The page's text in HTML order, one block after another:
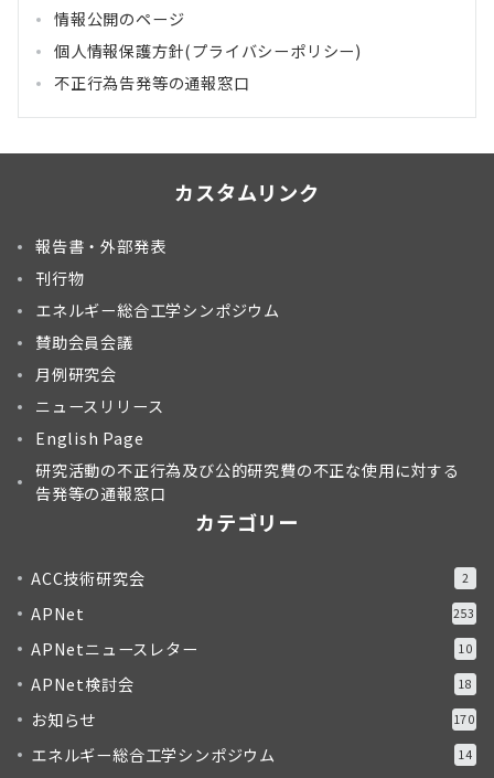
情報公開のページ
個人情報保護方針(プライバシーポリシー)
不正行為告発等の通報窓口
カスタムリンク
報告書・外部発表
刊行物
エネルギー総合工学シンポジウム
賛助会員会議
月例研究会
ニュースリリース
English Page
研究活動の不正行為及び公的研究費の不正な使用に対する
告発等の通報窓口
カテゴリー
ACC技術研究会 2
APNet 253
APNetニュースレター 10
APNet検討会 18
お知らせ 170
エネルギー総合工学シンポジウム 14